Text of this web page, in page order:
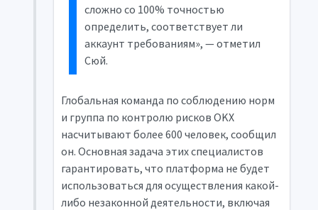
сложно со 100% точностью
определить, соответствует ли
аккаунт требованиям», — отметил
Сюй.
Глобальная команда по соблюдению норм
и группа по контролю рисков OKX
насчитывают более 600 человек, сообщил
он. Основная задача этих специалистов
гарантировать, что платформа не будет
использоваться для осуществления какой-
либо незаконной деятельности, включая